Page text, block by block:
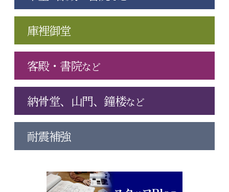
庫裡御堂
客殿・書院など
納骨堂、山門、鐘楼など
耐震補強